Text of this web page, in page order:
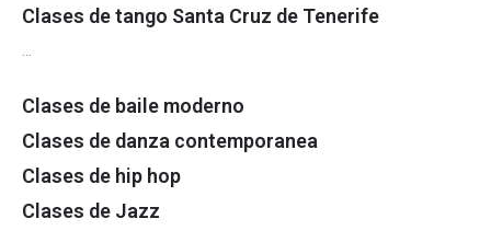
Clases de tango Santa Cruz de Tenerife
Clases de baile moderno
Clases de danza contemporanea
Clases de hip hop
Clases de Jazz